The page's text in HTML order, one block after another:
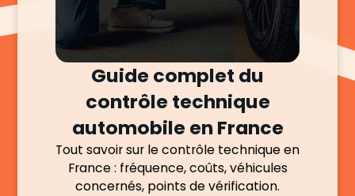
Guide complet du
contrôle technique
automobile en France
Tout savoir sur le contrôle technique en
France : fréquence, coûts, véhicules
concernés, points de vérification.